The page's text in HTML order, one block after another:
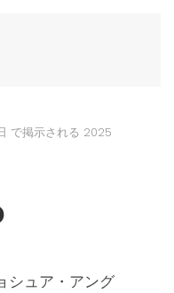
で掲示される 2025
シュア・アング